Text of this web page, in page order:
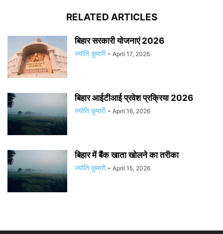
RELATED ARTICLES
बिहार सरकारी योजनाएं 2026
ज्योति कुमारी - April 17, 2026
बिहार आईटीआई प्रवेश प्रक्रिया 2026
ज्योति कुमारी - April 16, 2026
बिहार में बैंक खाता खोलने का तरीका
ज्योति कुमारी - April 15, 2026